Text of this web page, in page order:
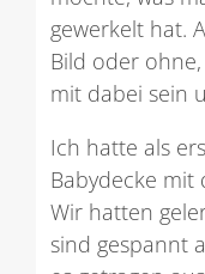
gewerkelt hat.
Bild oder
mit dabei sein
Ich hatte als
Babydecke mit
Wir hatten
sind gespannt